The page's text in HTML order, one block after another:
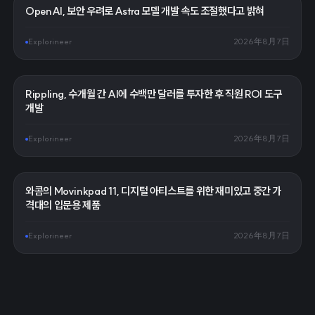
OpenAI, 보안 우려로 Astra 모델 개발 속도 조절했다고 밝혀
Explorineer 2026年8月7日
Rippling, 수개월 간 AI에 수백만 달러를 투자한 후 직원 ROI 도구
개발
Explorineer 2026年8月7日
와콤의 Movinkpad 11, 디지털 아티스트를 위한 재미있고 중간 가
격대의 입문용 제품
Explorineer 2026年8月7日